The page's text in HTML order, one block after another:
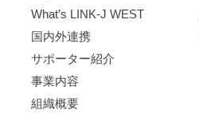
What’s LINK-J WEST
国内外連携
サポーター紹介
事業内容
組織概要